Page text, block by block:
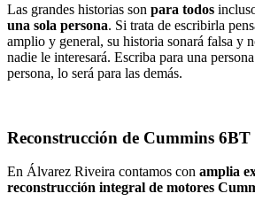
Las grandes historias son para todos
una sola persona. Si trata de escribirla
amplio y general, su historia sonará falsa y
nadie le interesará. Escriba para una
persona, lo será para las demás.
Reconstrucción de Cummins
En Álvarez Riveira contamos con amplia
reconstrucción integral de motores